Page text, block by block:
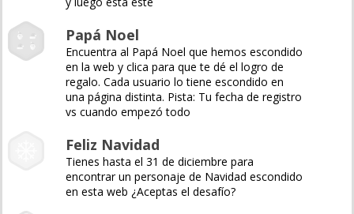
Papá Noel
Encuentra al Papá Noel que hemos escondido
en la web y clica para que te dé el logro de
regalo. Cada usuario lo tiene escondido en
una página distinta. Pista: Tu fecha de registro
vs cuando empezó todo
Feliz Navidad
Tienes hasta el 31 de diciembre para
encontrar un personaje de Navidad escondido
en esta web ¿Aceptas el desafío?